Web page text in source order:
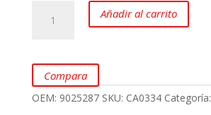
Tensora
para
CHEVROLET
Sail
Añadir al carrito
Compara
OEM: 9025287 SKU: CA0334 Categoría: